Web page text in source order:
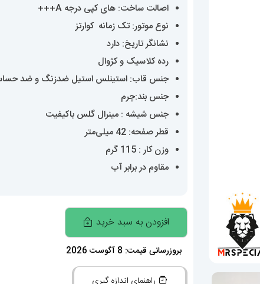
اصالت ساخت: های کپی درجه A+++
نوع موتور: تک زمانه کوارتز
نشانگر تاریخ: دارد
رده کلاسیک و کژوال
جنس قاب: استینلس استیل ضدزنگ و ضد
جنس بند:چرم
جنس شیشه : مینرال گلس باکیفیت
قطر صفحه: 42 میلی‌متر
وزن کار : 115 گرم
مقاوم در برابر آب
ساعت
پتک
فیلیپ
مردانه
افزودن به سبد خرید
بروزرسانی قیمت: 8 آگوست 2026
راهنمای اندازه گیری